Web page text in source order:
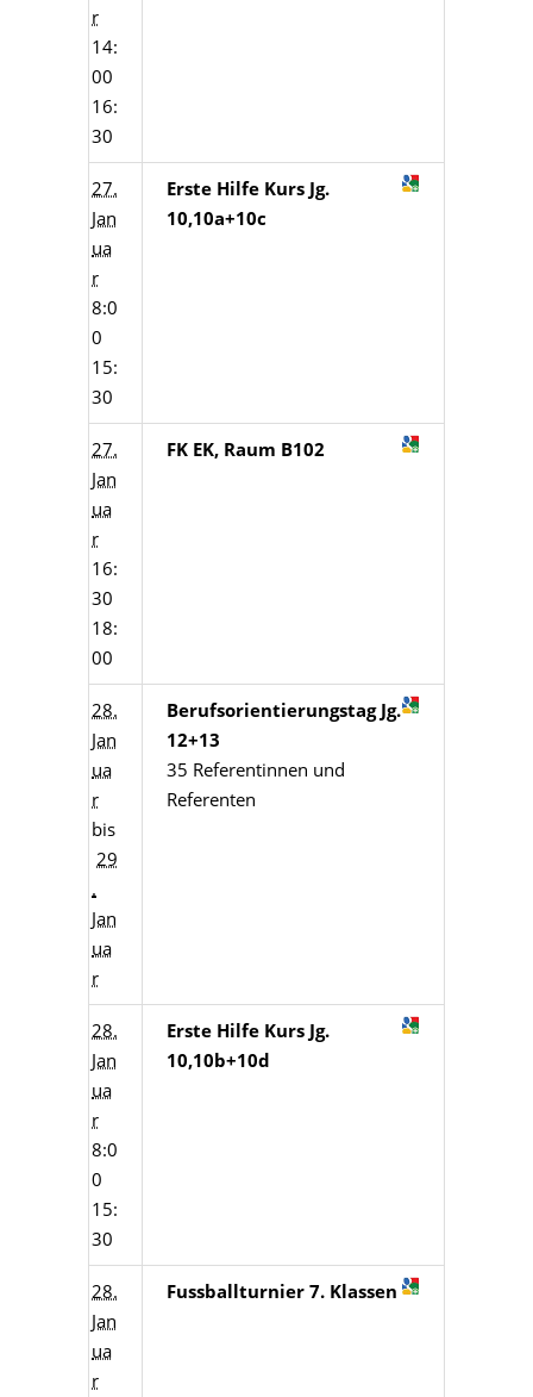
r
14:
00
16:
30
27.
Jan
ua
r
8:0
0
15:
30
Erste Hilfe Kurs Jg.
10,10a+10c
27.
Jan
ua
r
16:
30
18:
00
FK EK, Raum B102
28.
Jan
ua
r
bis
29
.
Jan
ua
r
Berufsorientierungstag Jg.
12+13
35 Referentinnen und
Referenten
28.
Jan
ua
r
8:0
0
15:
30
Erste Hilfe Kurs Jg.
10,10b+10d
28.
Jan
ua
r
Fussballturnier 7. Klassen